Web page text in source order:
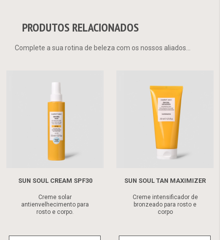
PRODUTOS RELACIONADOS
Complete a sua rotina de beleza com os nossos aliados...
SUN SOUL CREAM SPF30
Creme solar
antienvelhecimento para
rosto e corpo.
SUN SOUL TAN MAXIMIZER
Creme intensificador de
bronzeado para rosto e
corpo